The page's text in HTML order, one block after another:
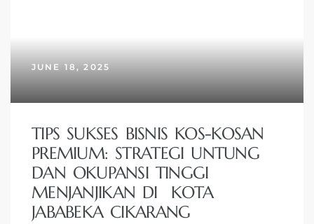
JUNE 18, 2025
TIPS SUKSES BISNIS KOS-KOSAN
PREMIUM: STRATEGI UNTUNG
DAN OKUPANSI TINGGI
MENJANJIKAN DI KOTA
JABABEKA CIKARANG